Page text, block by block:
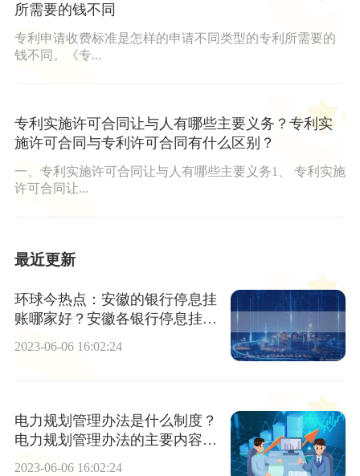
所需要的钱不同
专利申请收费标准是怎样的申请不同类型的专利所需要的
钱不同。《专...
专利实施许可合同让与人有哪些主要义务？专利实
施许可合同与专利许可合同有什么区别？
一、专利实施许可合同让与人有哪些主要义务1、 专利实施
许可合同让...
最近更新
环球今热点：安徽的银行停息挂
账哪家好？安徽各银行停息挂账
2023-06-06 16:02:24
电力规划管理办法是什么制度？
电力规划管理办法的主要内容有
哪些？
2023-06-06 16:02:24